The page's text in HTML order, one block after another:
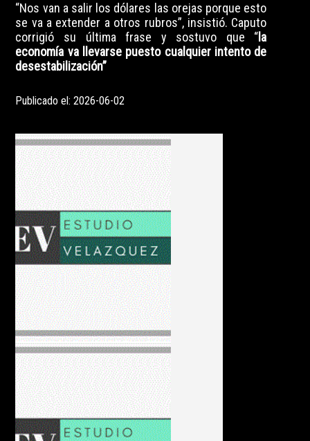
“Nos van a salir los dólares las orejas porque esto
se va a extender a otros rubros”, insistió. Caputo
corrigió su última frase y sostuvo que “ la
economía va llevarse puesto cualquier intento de
desestabilización”
Publicado el: 2026-06-02